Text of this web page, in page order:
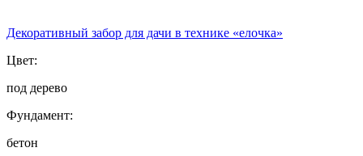
Декоративный забор для дачи в технике «елочка»
Цвет:
под дерево
Фундамент:
бетон